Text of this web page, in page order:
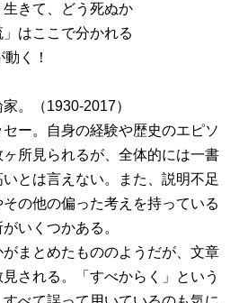
きて、どう死ぬか
はここで分かれる
く！
。（1930-2017）
ー。自身の経験や歴史のエピソ
所見られるが、全体的には一書
とは言えない。また、説明不足
の他の偏った考えを持っている
いくつかある。
まとめたもののようだが、文章
される。「すべからく」という